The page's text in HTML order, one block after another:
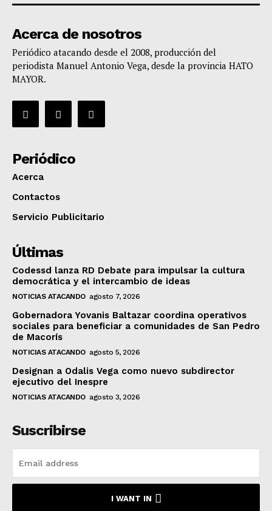
Acerca de nosotros
Periódico atacando desde el 2008, producción del
periodista Manuel Antonio Vega, desde la provincia HATO
MAYOR.
Periódico
Acerca
Contactos
Servicio Publicitario
Últimas
Codessd lanza RD Debate para impulsar la cultura
democrática y el intercambio de ideas
NOTICIAS ATACANDO agosto 7, 2026
Gobernadora Yovanis Baltazar coordina operativos
sociales para beneficiar a comunidades de San Pedro
de Macorís
NOTICIAS ATACANDO agosto 5, 2026
Designan a Odalis Vega como nuevo subdirector
ejecutivo del Inespre
NOTICIAS ATACANDO agosto 3, 2026
Suscribirse
I WANT IN